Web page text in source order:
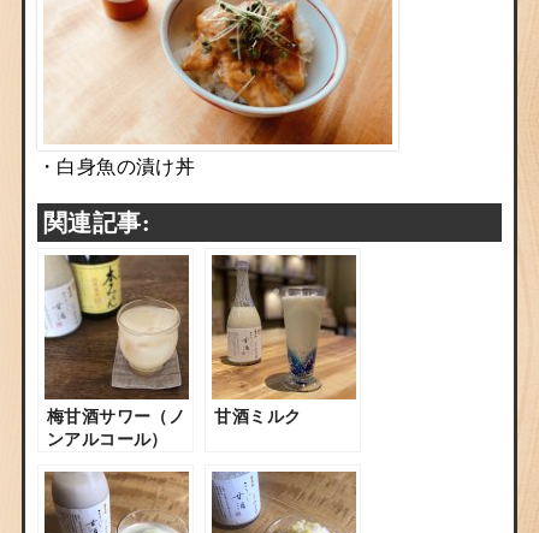
・白身魚の漬け丼
関連記事:
梅甘酒サワー（ノ
ンアルコール）
甘酒ミルク